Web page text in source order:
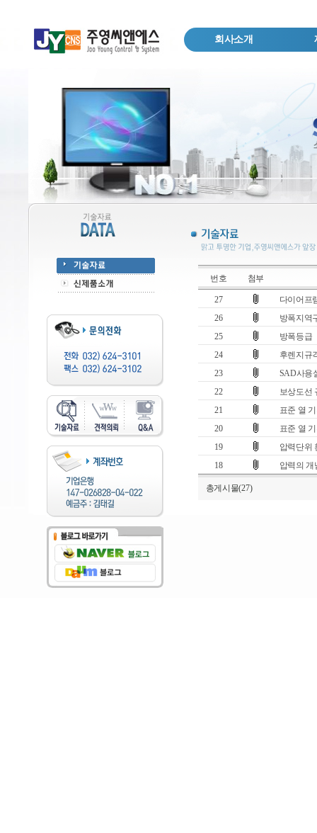
회사소개
번호 첨부
27
다이어프
26
방폭지역
25
방폭등급
24
후렌지규
23
SAD사용
22
보상도선
21
표준 열
20
표준 열
19
압력단위
18
압력의 개
총게시물(27)